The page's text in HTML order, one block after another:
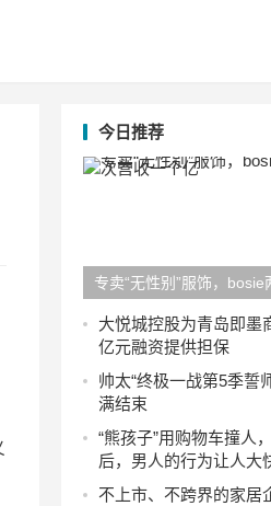
今日推荐
专卖“无性别”服饰，bosie
营收一个亿
大悦城控股为青岛即墨
亿元融资提供担保
帅太“终极一战第5季誓
满结束
“熊孩子”用购物车撞人
后，男人的行为让人大
不上市、不跨界的家居